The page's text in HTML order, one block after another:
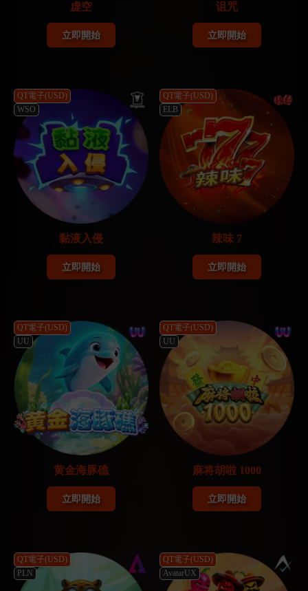
虚空
立即開始
诅咒
立即開始
QT電子(USD)
WSO
黏液入侵
立即開始
QT電子(USD)
ELB
辣味 7
立即開始
QT電子(USD)
UU
黄金海豚礁
立即開始
QT電子(USD)
UU
麻将胡啦 1000
立即開始
QT電子(USD)
PLN
QT電子(USD)
AvatarUX